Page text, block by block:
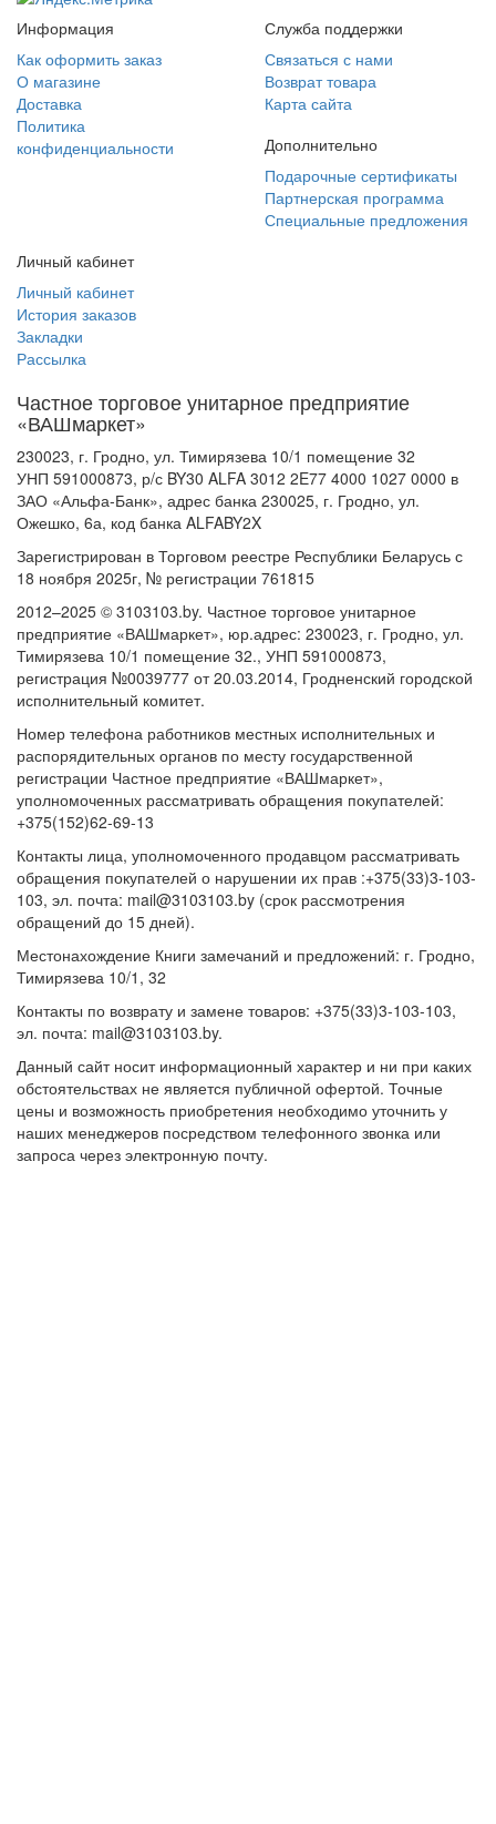
Информация
Как оформить заказ
О магазине
Доставка
Политика
конфиденциальности
Служба поддержки
Связаться с нами
Возврат товара
Карта сайта
Дополнительно
Подарочные сертификаты
Партнерская программа
Специальные предложения
Личный кабинет
Личный кабинет
История заказов
Закладки
Рассылка
Частное торговое унитарное предприятие
«ВАШмаркет»
230023, г. Гродно, ул. Тимирязева 10/1 помещение 32
УНП 591000873, р/с BY30 ALFA 3012 2E77 4000 1027 0000 в
ЗАО «Альфа-Банк», адрес банка 230025, г. Гродно, ул.
Ожешко, 6а, код банка ALFABY2X
Зарегистрирован в Торговом реестре Республики Беларусь с
18 ноября 2025г, № регистрации 761815
2012–2025 © 3103103.by. Частное торговое унитарное
предприятие «ВАШмаркет», юр.адрес: 230023, г. Гродно, ул.
Тимирязева 10/1 помещение 32., УНП 591000873,
регистрация №0039777 от 20.03.2014, Гродненский городской
исполнительный комитет.
Номер телефона работников местных исполнительных и
распорядительных органов по месту государственной
регистрации Частное предприятие «ВАШмаркет»,
уполномоченных рассматривать обращения покупателей:
+375(152)62-69-13
Контакты лица, уполномоченного продавцом рассматривать
обращения покупателей о нарушении их прав :+375(33)3-103-
103, эл. почта: mail@3103103.by (срок рассмотрения
обращений до 15 дней).
Местонахождение Книги замечаний и предложений: г. Гродно,
Тимирязева 10/1, 32
Контакты по возврату и замене товаров: +375(33)3-103-103,
эл. почта: mail@3103103.by.
Данный сайт носит информационный характер и ни при каких
обстоятельствах не является публичной офертой. Точные
цены и возможность приобретения необходимо уточнить у
наших менеджеров посредством телефонного звонка или
запроса через электронную почту.